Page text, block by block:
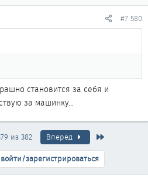
#7 580
становится за себя и
за машинку...
из 382 Вперёд
зарегистрироваться